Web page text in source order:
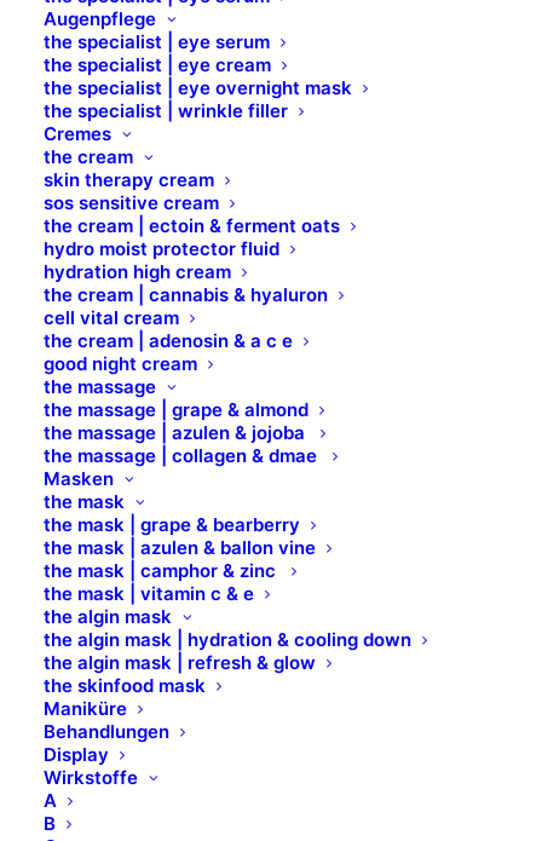
Augenpflege
the specialist | eye serum
the specialist | eye cream
the specialist | eye overnight mask
the specialist | wrinkle filler
Cremes
the cream
skin therapy cream
sos sensitive cream
the cream | ectoin & ferment oats
hydro moist protector fluid
hydration high cream
the cream | cannabis & hyaluron
cell vital cream
the cream | adenosin & a c e
good night cream
the massage
the massage | grape & almond
the massage | azulen & jojoba
the massage | collagen & dmae
Masken
the mask
the mask | grape & bearberry
the mask | azulen & ballon vine
the mask | camphor & zinc
the mask | vitamin c & e
the algin mask
the algin mask | hydration & cooling down
the algin mask | refresh & glow
the skinfood mask
Maniküre
Behandlungen
Display
Wirkstoffe
A
B
JUMBO EYEBROW
PENCIL
99,5 % INHALTSSTOFFE NATÜRLICHEN
URSPRUNGS
FREI VON PARABENEN, SILIKONEN,
MINERALÖL, PETROLATUM & PARFÜM
HYPOALLERGEN*
DERMATOLOGISCH GETESTET
Der wasserfeste JUMBO EYEBROW PENCIL
zaubert im nu Volumen, Fülle und Struktur
und sorgt für ausdrucksstarke, volle
Augenbrauen. Es handelt sich um ein
qualitativ hochwertiges Produkt, das aus
natürlichen Inhaltsstoffen besteht und den
Augenbrauen Fülle und Struktur verleiht. Er
ist wasserfest und lang anhaltend, so dass